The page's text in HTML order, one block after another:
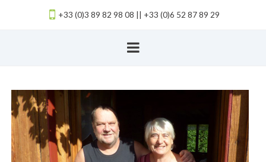
+33 (0)3 89 82 98 08 || +33 (0)6 52 87 89 29